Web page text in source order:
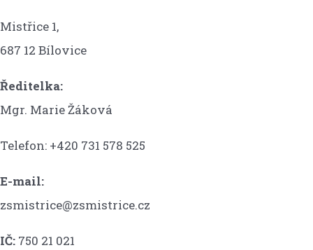
Mistřice 1,
687 12 Bílovice
Ředitelka:
Mgr. Marie Žáková
Telefon: +420 731 578 525
E-mail:
zsmistrice@zsmistrice.cz
IČ: 750 21 021